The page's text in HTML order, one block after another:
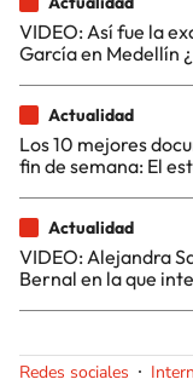
VIDEO: Así fue la
García en Medellín
Actualidad
Los 10 mejores
fin de semana: El
Actualidad
VIDEO: Alejandra
Bernal en la que
Redes sociales